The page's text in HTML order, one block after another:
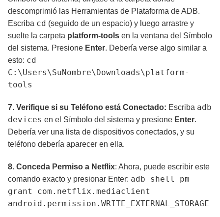
descomprimió las Herramientas de Plataforma de ADB.
Escriba cd (seguido de un espacio) y luego arrastre y
suelte la carpeta platform-tools en la ventana del Símbolo
del sistema. Presione Enter. Debería verse algo similar a
esto: cd
C:\Users\SuNombre\Downloads\platform-
tools
7. Verifique si su Teléfono está Conectado: Escriba adb
devices en el Símbolo del sistema y presione Enter.
Debería ver una lista de dispositivos conectados, y su
teléfono debería aparecer en ella.
8. Conceda Permiso a Netflix: Ahora, puede escribir este
comando exacto y presionar Enter: adb shell pm
grant com.netflix.mediaclient
android.permission.WRITE_EXTERNAL_STORAGE